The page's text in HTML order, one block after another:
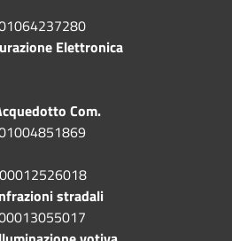
Elettronica
Com.
stradali